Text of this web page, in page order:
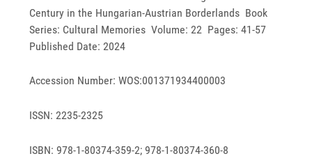
Century in the Hungarian-Austrian Borderlands Book
Series: Cultural Memories Volume: 22 Pages: 41-57
Published Date: 2024
Accession Number: WOS:001371934400003
ISSN: 2235-2325
ISBN: 978-1-80374-359-2; 978-1-80374-360-8